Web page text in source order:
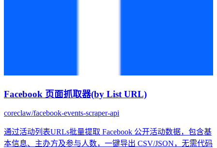
Facebook 页面抓取器(by List URL)
coreclaw/facebook-events-scraper-api
通过活动列表URLs批量提取 Facebook 公开活动数据，包含基
本信息、主办方及参与人数，一键导出 CSV/JSON，无需代码